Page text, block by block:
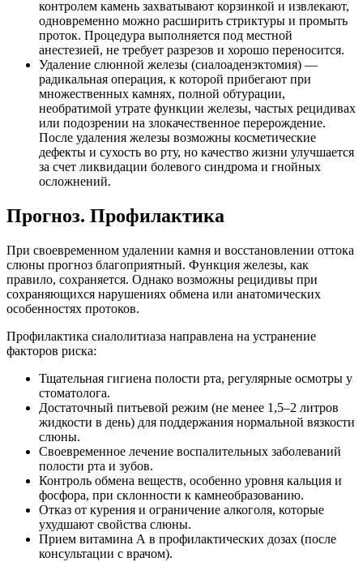
контролем камень захватывают корзинкой и извлекают,
одновременно можно расширить стриктуры и промыть
проток. Процедура выполняется под местной
анестезией, не требует разрезов и хорошо переносится.
Удаление слюнной железы (сиалоаденэктомия) —
радикальная операция, к которой прибегают при
множественных камнях, полной обтурации,
необратимой утрате функции железы, частых рецидивах
или подозрении на злокачественное перерождение.
После удаления железы возможны косметические
дефекты и сухость во рту, но качество жизни улучшается
за счет ликвидации болевого синдрома и гнойных
осложнений.
Прогноз. Профилактика
При своевременном удалении камня и восстановлении оттока
слюны прогноз благоприятный. Функция железы, как
правило, сохраняется. Однако возможны рецидивы при
сохраняющихся нарушениях обмена или анатомических
особенностях протоков.
Профилактика сиалолитиаза направлена на устранение
факторов риска:
Тщательная гигиена полости рта, регулярные осмотры у
стоматолога.
Достаточный питьевой режим (не менее 1,5–2 литров
жидкости в день) для поддержания нормальной вязкости
слюны.
Своевременное лечение воспалительных заболеваний
полости рта и зубов.
Контроль обмена веществ, особенно уровня кальция и
фосфора, при склонности к камнеобразованию.
Отказ от курения и ограничение алкоголя, которые
ухудшают свойства слюны.
Прием витамина А в профилактических дозах (после
консультации с врачом).